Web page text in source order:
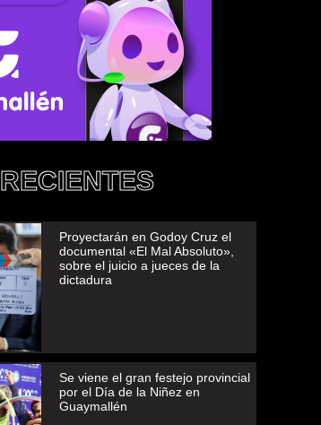
RECIENTES
Proyectarán en Godoy Cruz el
documental «El Mal Absoluto»,
sobre el juicio a jueces de la
dictadura
Se viene el gran festejo provincial
por el Día de la Niñez en
Guaymallén